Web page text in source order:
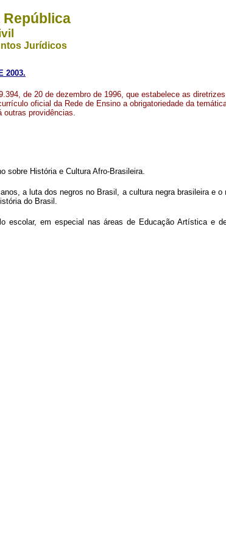
República
Jurídicos
2003.
de 20 de dezembro de 1996, que estabelece as
oficial da Rede de Ensino a obrigatoriedade da
outras providências.
sobre História e Cultura Afro-Brasileira.
a luta dos negros no Brasil, a cultura negra brasileira e o
do Brasil.
em especial nas áreas de Educação Artística e